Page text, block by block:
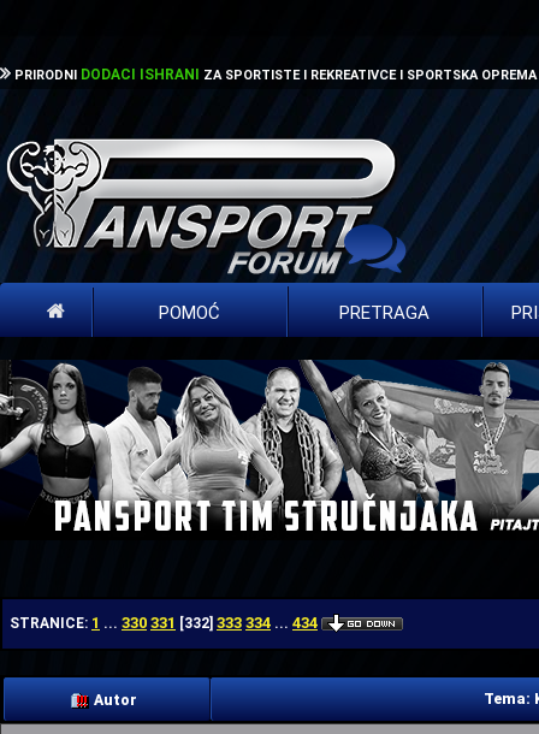
PRIRODNI DODACI ISHRANI ZA SPORTISTE I REKREATIVCE I SPORTSKA OPREMA
POMOĆ PRETRAGA
STRANICE: 1 ... 330 331 [332] 333 334 ... 434
Autor Tema: